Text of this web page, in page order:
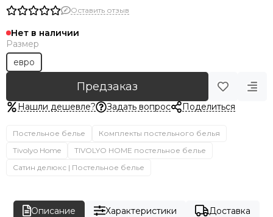
Оставить отзыв
Нет в наличии
Размер
евро
Предзаказ
Нашли дешевле? Задать вопрос Поделиться
Постельное белье
Комплекты постельного белья
Tivolyo Home
TIVOLYO HOME постельное белье
Сатин делюкс | Постельное белье
Описание Характеристики
Доставка